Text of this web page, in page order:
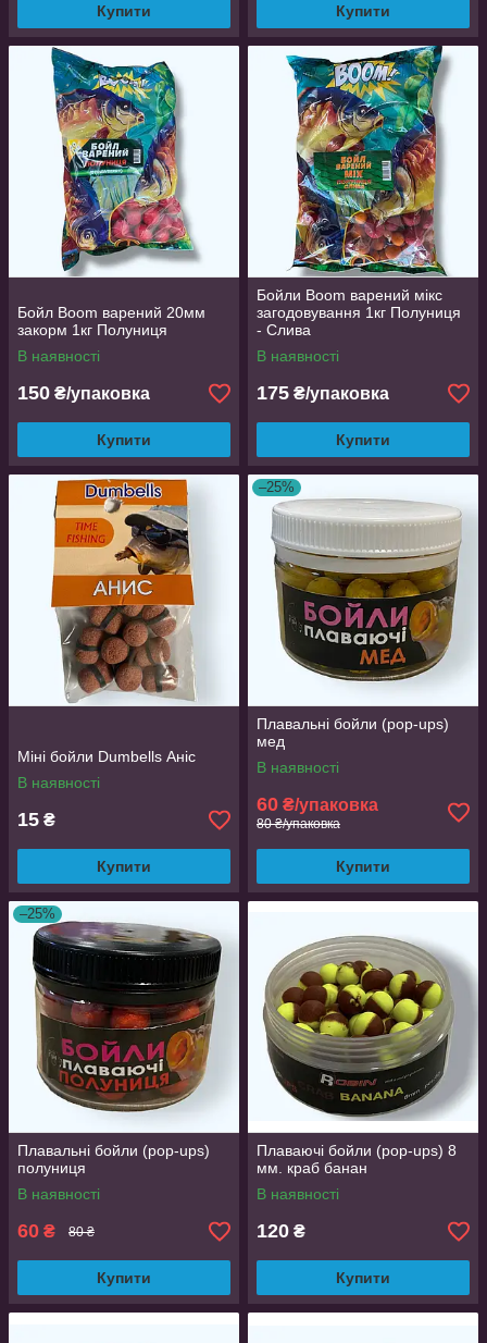
Купити Купити
Бойл Boom варений 20мм
закорм 1кг Полуниця
В наявності
150 ₴/упаковка
Купити
Бойли Boom варений мікс
загодовування 1кг Полуниця
- Слива
В наявності
175 ₴/упаковка
Купити
Міні бойли Dumbells Аніс
В наявності
15 ₴
Купити
–25%
Плавальні бойли (pop-ups)
мед
В наявності
60 ₴/упаковка
80 ₴/упаковка
Купити
–25%
Плавальні бойли (pop-ups)
полуниця
В наявності
60 ₴ 80 ₴
Купити
Плаваючі бойли (pop-ups) 8
мм. краб банан
В наявності
120 ₴
Купити